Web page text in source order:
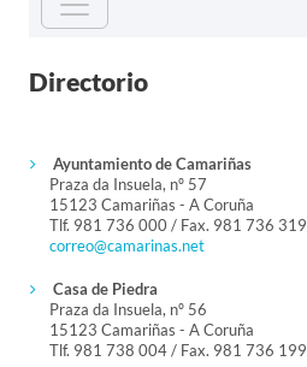
Directorio
Ayuntamiento de Camariñas
Praza da Insuela, nº 57
15123 Camariñas - A Coruña
Tlf. 981 736 000 / Fax. 981 736 319
correo@camarinas.net
Casa de Piedra
Praza da Insuela, nº 56
15123 Camariñas - A Coruña
Tlf. 981 738 004 / Fax. 981 736 199